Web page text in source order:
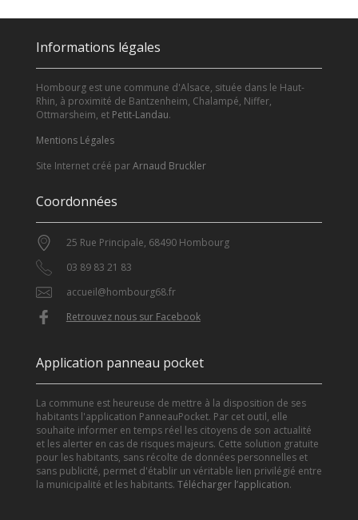
Informations légales
Hombourg est une commune d'Alsace, située dans le Haut-
Rhin, à proximité de Bantzenheim, Chalampé, Niffer,
Ottmarsheim, et Petit-Landau.
Mentions Légales
Site Internet créé parArnaud Bruckler
Coordonnées
25 Rue Principale, 68490 Hombourg
03 89 83 21 83
accueil@hombourg68.fr
Retrouvez nous sur Facebook
Application panneau pocket
La commune est heureuse de mettre à la disposition de ses
habitants l'application PanneauPocket. Par cet outil, elle
souhaite informer en temps réel les citoyens de son actualité
et les alerter en cas de risques majeurs. Cette solution gratuite
pour les habitants, sans récolte de données personnelles et
sans publicité, permet d'établir un véritable lien privilégié entre
la municipalité et les habitants. Télécharger l’application.